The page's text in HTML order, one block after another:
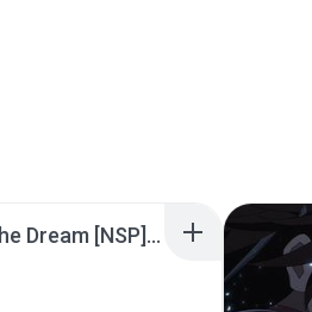
Tomodachi Life Living the Dream [NSP].torrent